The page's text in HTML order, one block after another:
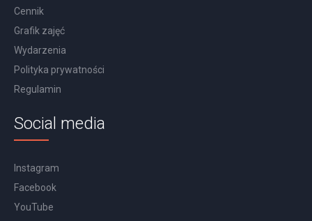
Cennik
Grafik zajęć
Wydarzenia
Polityka prywatności
Regulamin
Social media
Instagram
Facebook
YouTube